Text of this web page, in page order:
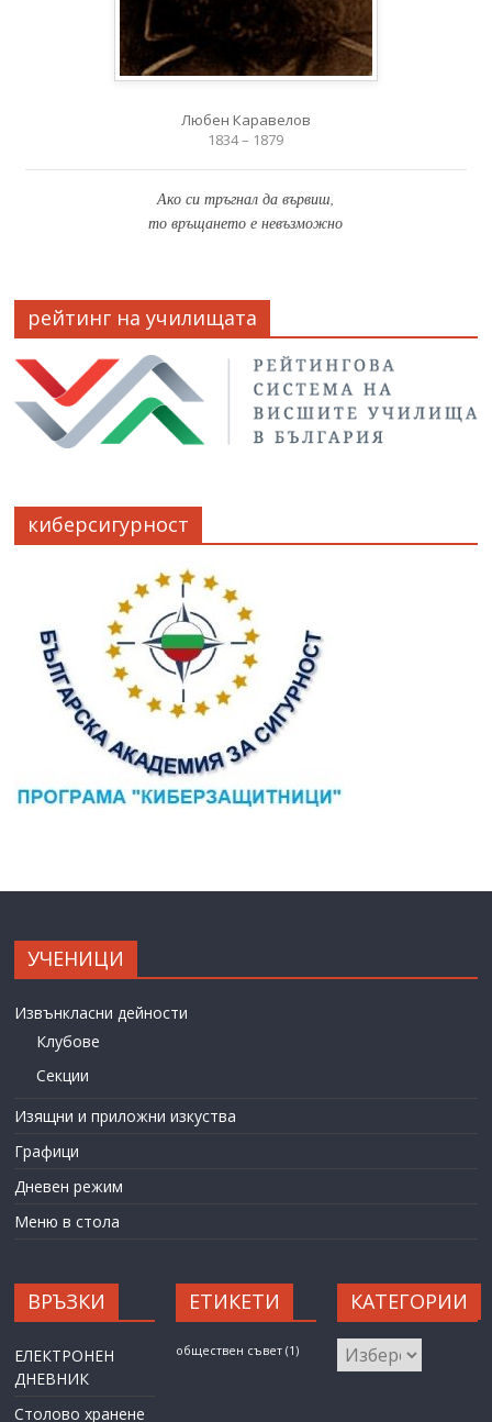
Любен Каравелов
1834 – 1879
Ако си тръгнал да вървиш,
то връщането е невъзможно
рейтинг на училищата
киберсигурност
УЧЕНИЦИ
Извънкласни дейности
Клубове
Секции
Изящни и приложни изкуства
Графици
Дневен режим
Меню в стола
ВРЪЗКИ
ЕЛЕКТРОНЕН
ДНЕВНИК
Столово хранене
ЕТИКЕТИ
обществен съвет (1)
КАТЕГОРИИ
КАТЕГОРИИ